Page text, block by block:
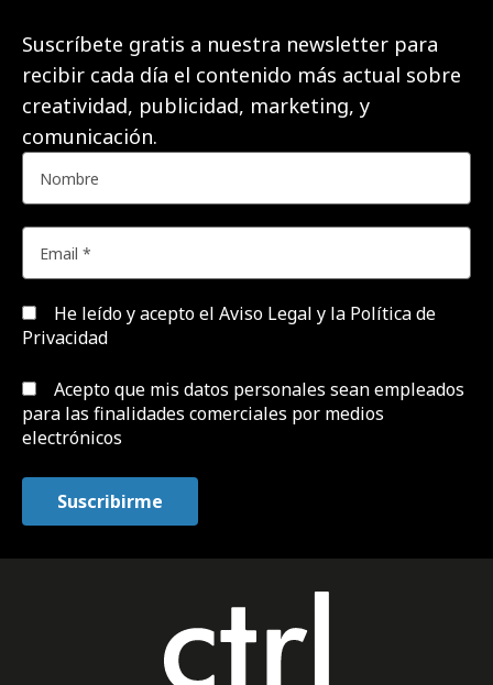
Suscríbete gratis a nuestra newsletter para
recibir cada día el contenido más actual sobre
creatividad, publicidad, marketing, y
comunicación.
He leído y acepto el Aviso Legal y la Política de
Privacidad
Acepto que mis datos personales sean empleados
para las finalidades comerciales por medios
electrónicos